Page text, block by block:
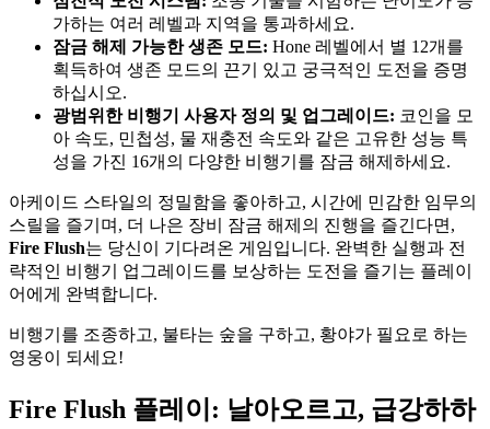
가하는 여러 레벨과 지역을 통과하세요.
잠금 해제 가능한 생존 모드: Hone 레벨에서 별 12개를
획득하여 생존 모드의 끈기 있고 궁극적인 도전을 증명
하십시오.
광범위한 비행기 사용자 정의 및 업그레이드: 코인을 모
아 속도, 민첩성, 물 재충전 속도와 같은 고유한 성능 특
성을 가진 16개의 다양한 비행기를 잠금 해제하세요.
아케이드 스타일의 정밀함을 좋아하고, 시간에 민감한 임무의
스릴을 즐기며, 더 나은 장비 잠금 해제의 진행을 즐긴다면,
Fire Flush는 당신이 기다려온 게임입니다. 완벽한 실행과 전
략적인 비행기 업그레이드를 보상하는 도전을 즐기는 플레이
어에게 완벽합니다.
비행기를 조종하고, 불타는 숲을 구하고, 황야가 필요로 하는
영웅이 되세요!
Fire Flush 플레이: 날아오르고, 급강하하